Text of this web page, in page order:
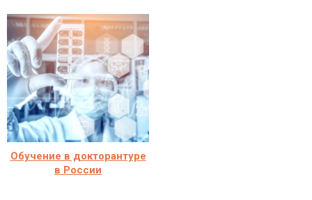
Обучение в докторантуре
в России